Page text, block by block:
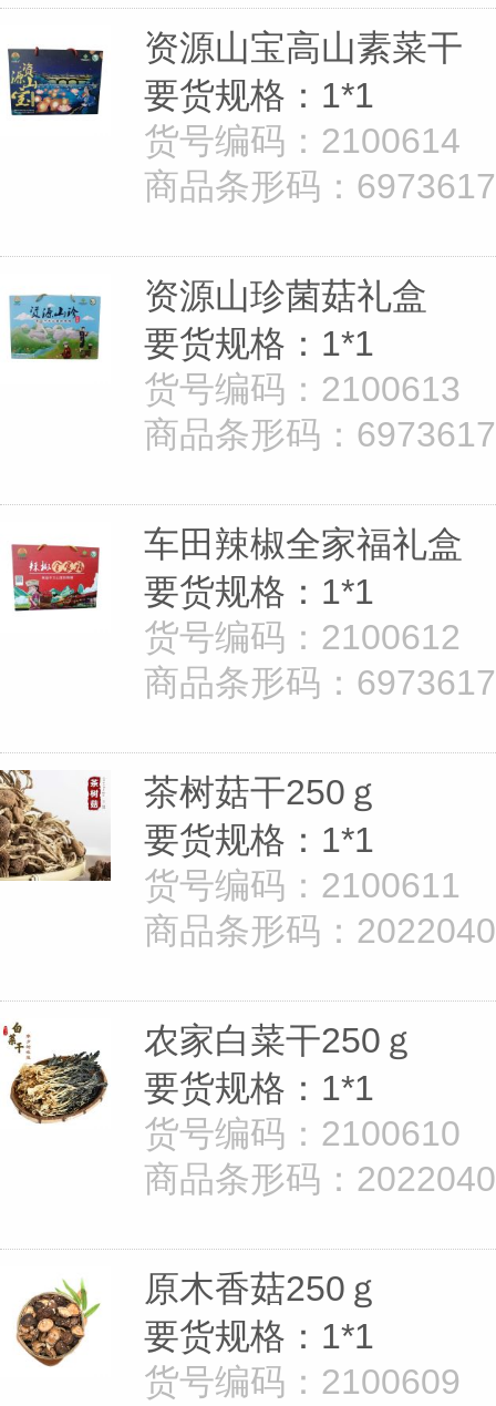
资源山宝高山素菜干
要货规格：1*1
货号编码：2100614
商品条形码：
资源山珍菌菇礼盒
要货规格：1*1
货号编码：2100613
商品条形码：
车田辣椒全家福礼盒
要货规格：1*1
货号编码：2100612
商品条形码：
茶树菇干250ｇ
要货规格：1*1
货号编码：2100611
商品条形码：
农家白菜干250ｇ
要货规格：1*1
货号编码：2100610
商品条形码：
原木香菇250ｇ
要货规格：1*1
货号编码：2100609